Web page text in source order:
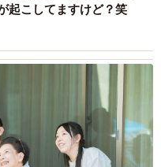
起こしてますけど？笑